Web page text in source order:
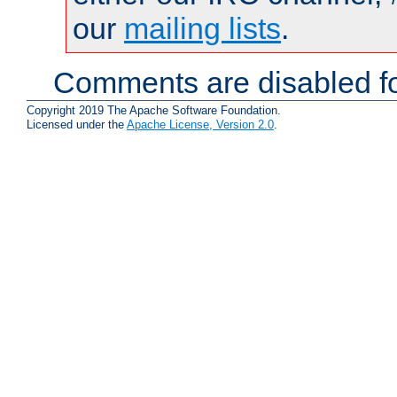
our mailing lists.
Comments are disabled
Copyright 2019 The Apache Software Foundation.
Licensed under the Apache License, Version 2.0.